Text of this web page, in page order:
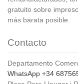
gratuito sobre
más barata posible.
Contacto
Departamento
WhatsApp +34